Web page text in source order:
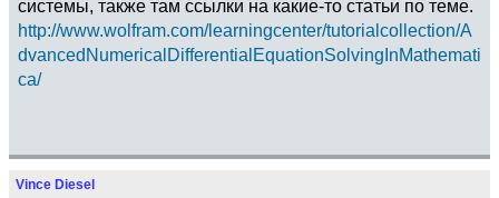
системы, также там ссылки на какие-то статьи по теме.
http://www.wolfram.com/learningcenter/tutorialcollection/A
dvancedNumericalDifferentialEquationSolvingInMathemati
ca/
Vince Diesel